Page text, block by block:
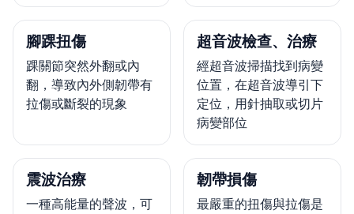
腳踝扭傷
踝關節突然外翻或內
翻，導致內外側韌帶有
拉傷或斷裂的現象
超音波檢查、治療
經超音波掃描找到病變
位置，在超音波導引下
定位，用針抽取或切片
病變部位
震波治療
一種高能量的聲波，可
韌帶損傷
最嚴重的扭傷與拉傷是